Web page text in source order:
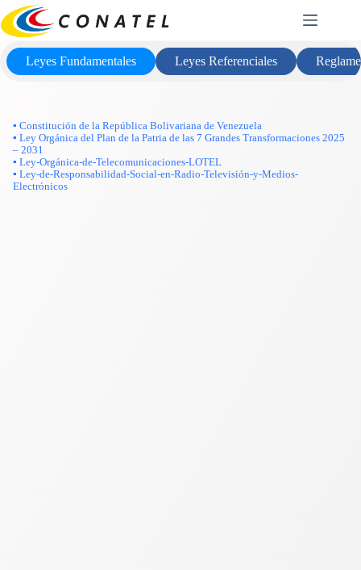
Saltar
al
contenido
Marco Legal
Leyes Fundamentales Leyes Referenciales
▪ Constitución de la República Bolivariana de Venezuela
▪ Ley Orgánica del Plan de la Patria de las 7 Grandes Transformaciones 2025
– 2031
▪ Ley-Orgánica-de-Telecomunicaciones-LOTEL
▪ Ley-de-Responsabilidad-Social-en-Radio-Televisión-y-Medios-
Electrónicos